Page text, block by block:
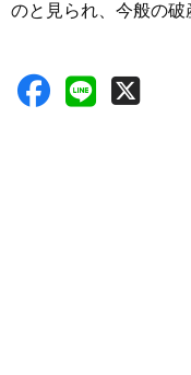
のと見られ、今般の破